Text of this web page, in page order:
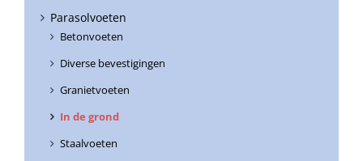
Parasolvoeten
Betonvoeten
Diverse bevestigingen
Granietvoeten
In de grond
Staalvoeten